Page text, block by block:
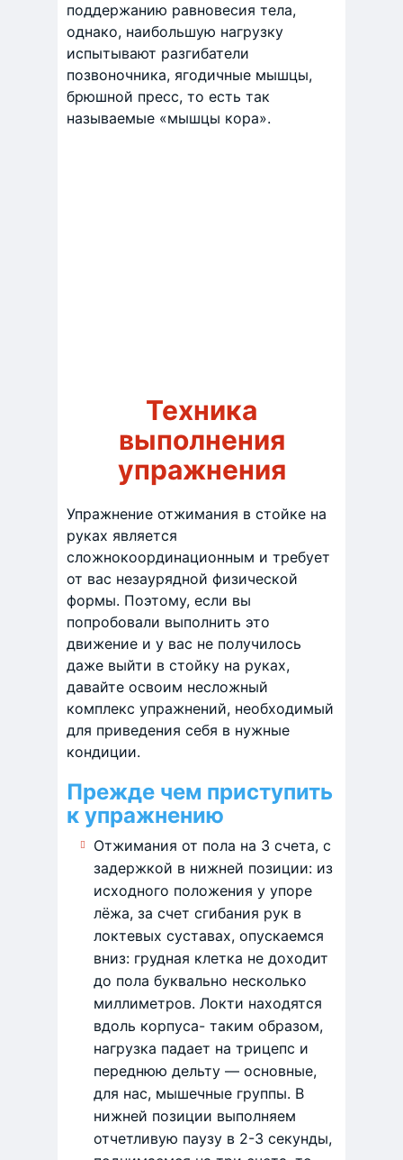
поддержанию равновесия тела,
однако, наибольшую нагрузку
испытывают разгибатели
позвоночника, ягодичные мышцы,
брюшной пресс, то есть так
называемые «мышцы кора».
Техника
выполнения
упражнения
Упражнение отжимания в стойке на
руках является
сложнокоординационным и требует
от вас незаурядной физической
формы. Поэтому, если вы
попробовали выполнить это
движение и у вас не получилось
даже выйти в стойку на руках,
давайте освоим несложный
комплекс упражнений, необходимый
для приведения себя в нужные
кондиции.
Прежде чем приступить
к упражнению
Отжимания от пола на 3 счета, с
задержкой в нижней позиции: из
исходного положения у упоре
лёжа, за счет сгибания рук в
локтевых суставах, опускаемся
вниз: грудная клетка не доходит
до пола буквально несколько
миллиметров. Локти находятся
вдоль корпуса- таким образом,
нагрузка падает на трицепс и
переднюю дельту — основные,
для нас, мышечные группы. В
нижней позиции выполняем
отчетливую паузу в 2-3 секунды,